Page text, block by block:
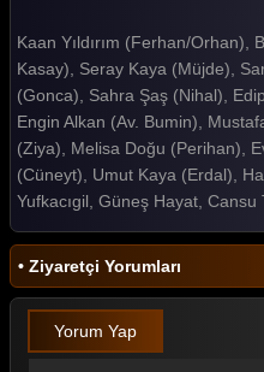
Kaan Yıldırım (Ferhan/Orhan),
Kasay), Seray Kaya (Müjde),
(Gonca), Sahra Şaş (Nihal),
Engin Alkan (Av. Bumin),
(Ziya), Melisa Doğu (Perihan),
(Cüneyt), Umut Kaya (Erdal),
Yufkacıgil, Güneş Hayat,
• Ziyaretçi Yorumları
Yorum Yap